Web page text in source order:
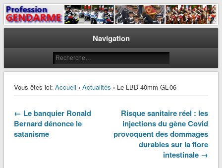
Profession Gendarme
Le journal des gendarmes
Navigation
Vous êtes ici: Accueil › Actualités › Le LBD 40mm GL-06
← Le banquier Ronald
Bernard dénonce le
satanisme
Risque sanitaire réel : les
injections du gène Covid
provoquent des dommages
durables sur la flore
intestinale →